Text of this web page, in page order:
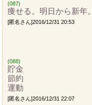
(087)
痩せる。明日から新年。
[匿名さん]2016/12/31 20:53
(088)
貯金
節約
運動
[匿名さん]2016/12/31 22:07